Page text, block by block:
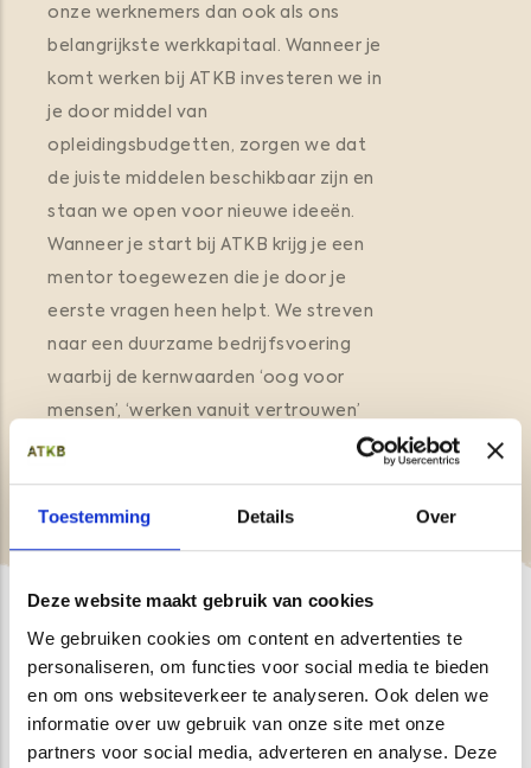
Toestemming Details Over
Deze website maakt gebruik van cookies
We gebruiken cookies om content en advertenties te
personaliseren, om functies voor social media te bieden
en om ons websiteverkeer te analyseren. Ook delen we
informatie over uw gebruik van onze site met onze
partners voor social media, adverteren en analyse. Deze
onze werknemers dan ook als ons
belangrijkste werkkapitaal. Wanneer je
komt werken bij ATKB investeren we in
je door middel van
opleidingsbudgetten, zorgen we dat
de juiste middelen beschikbaar zijn en
staan we open voor nieuwe ideeën.
Wanneer je start bij ATKB krijg je een
mentor toegewezen die je door je
eerste vragen heen helpt. We streven
naar een duurzame bedrijfsvoering
waarbij de kernwaarden ‘oog voor
mensen’, ‘werken vanuit vertrouwen’
en ‘innovatie’ in het werk erg belangrijk
Gewoon met de voeten in de klei
WIJ ZIJN